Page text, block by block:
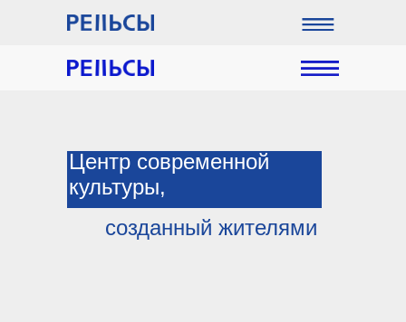
созданный жителями
Центр современной
культуры,